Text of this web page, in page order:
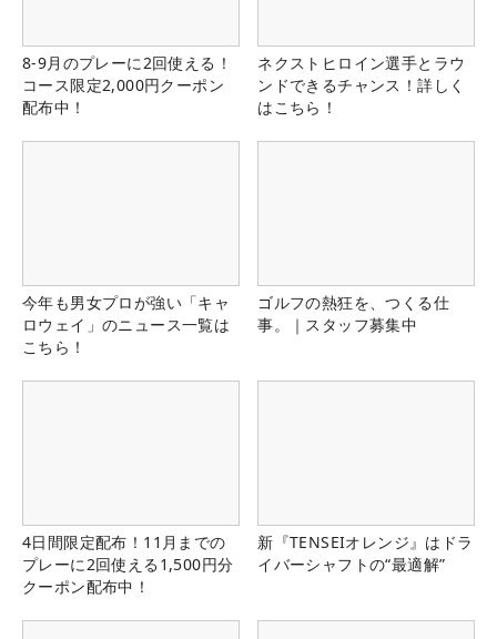
8-9月のプレーに2回使える！
コース限定2,000円クーポン
配布中！
ネクストヒロイン選手とラウ
ンドできるチャンス！詳しく
はこちら！
今年も男女プロが強い「キャ
ロウェイ」のニュース一覧は
こちら！
ゴルフの熱狂を、つくる仕
事。｜スタッフ募集中
4日間限定配布！11月までの
プレーに2回使える1,500円分
クーポン配布中！
新『TENSEIオレンジ』はドラ
イバーシャフトの“最適解”